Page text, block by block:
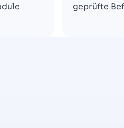
geprüfte